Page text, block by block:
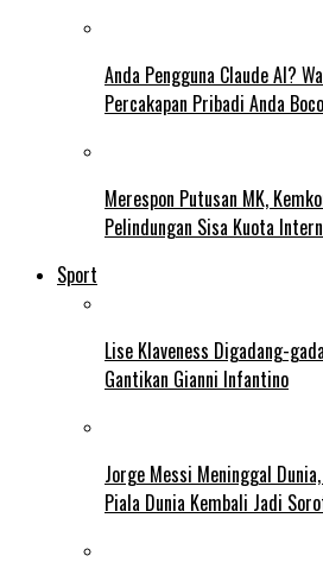
Anda Pengguna Claude AI?
Percakapan Pribadi Anda
Merespon Putusan MK,
Pelindungan Sisa Kuota
Sport
Lise Klaveness Digadang-
Gantikan Gianni Infantino
Jorge Messi Meninggal
Piala Dunia Kembali Jadi